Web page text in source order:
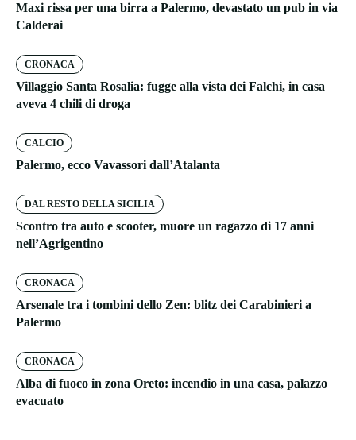
Maxi rissa per una birra a Palermo, devastato un pub in via
Calderai
CRONACA
Villaggio Santa Rosalia: fugge alla vista dei Falchi, in casa
aveva 4 chili di droga
CALCIO
Palermo, ecco Vavassori dall’Atalanta
DAL RESTO DELLA SICILIA
Scontro tra auto e scooter, muore un ragazzo di 17 anni
nell’Agrigentino
CRONACA
Arsenale tra i tombini dello Zen: blitz dei Carabinieri a
Palermo
CRONACA
Alba di fuoco in zona Oreto: incendio in una casa, palazzo
evacuato